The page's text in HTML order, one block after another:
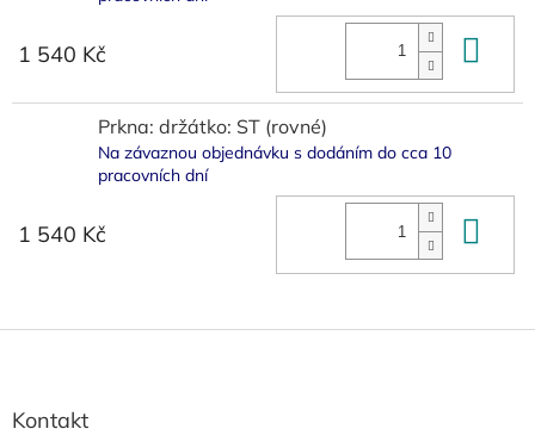
1 540 Kč
Prkna: držátko: ST (rovné)
Na závaznou objednávku s dodáním do cca 10
pracovních dní
1 540 Kč
Z
Kontakt